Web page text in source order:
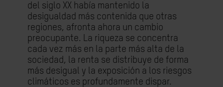
del siglo XX había mantenido la
desigualdad más contenida que otras
regiones, afronta ahora un cambio
preocupante. La riqueza se concentra
cada vez más en la parte más alta de la
sociedad, la renta se distribuye de forma
más desigual y la exposición a los riesgos
climáticos es profundamente dispar.